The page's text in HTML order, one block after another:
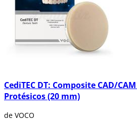
CediTEC DT: Composite CAD/
Protésicos (20 mm)
de VOCO